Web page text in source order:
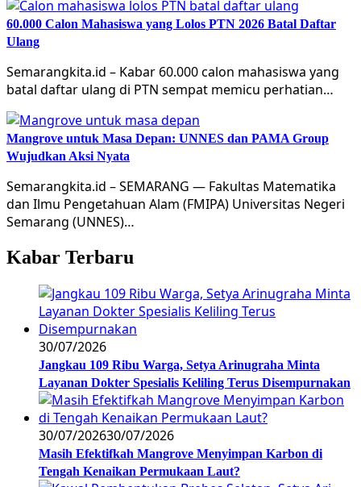
60.000 Calon Mahasiswa yang Lolos PTN 2026 Batal Daftar
Ulang
Semarangkita.id – Kabar 60.000 calon mahasiswa yang
batal daftar ulang di PTN sempat memicu perhatian…
Mangrove untuk Masa Depan: UNNES dan PAMA Group
Wujudkan Aksi Nyata
Semarangkita.id – SEMARANG — Fakultas Matematika
dan Ilmu Pengetahuan Alam (FMIPA) Universitas Negeri
Semarang (UNNES)…
Kabar Terbaru
30/07/2026
Jangkau 109 Ribu Warga, Setya Arinugraha Minta
Layanan Dokter Spesialis Keliling Terus Disempurnakan
30/07/202630/07/2026
Masih Efektifkah Mangrove Menyimpan Karbon di
Tengah Kenaikan Permukaan Laut?